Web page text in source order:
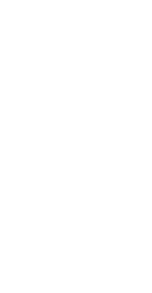
dem
jung